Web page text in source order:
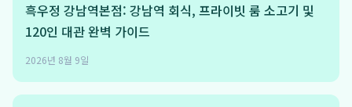
흑우정 강남역본점: 강남역 회식, 프라이빗 룸 소고기 및
120인 대관 완벽 가이드
2026년 8월 9일